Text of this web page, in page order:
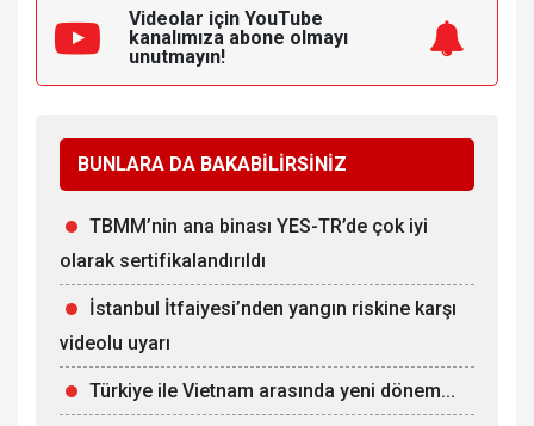
Videolar için YouTube
kanalımıza abone olmayı
unutmayın!
BUNLARA DA BAKABİLİRSİNİZ
TBMM’nin ana binası YES-TR’de çok iyi
olarak sertifikalandırıldı
İstanbul İtfaiyesi’nden yangın riskine karşı
videolu uyarı
Türkiye ile Vietnam arasında yeni dönem...